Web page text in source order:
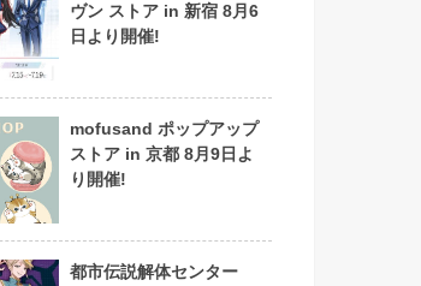
ヴン ストア in 新宿 8月6
日より開催!
mofusand ポップアップ
ストア in 京都 8月9日よ
り開催!
都市伝説解体センター